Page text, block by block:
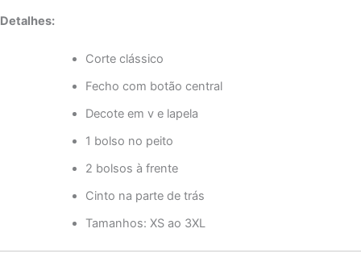
Detalhes:
Corte clássico
Fecho com botão central
Decote em v e lapela
1 bolso no peito
2 bolsos à frente
Cinto na parte de trás
Tamanhos: XS ao 3XL